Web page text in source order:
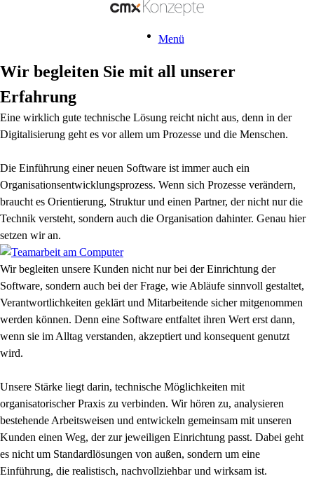
Menü
Wir begleiten Sie mit all unserer
Erfahrung
Eine wirklich gute technische Lösung reicht nicht aus, denn in der
Digitalisierung geht es vor allem um Prozesse und die Menschen.
Die Einführung einer neuen Software ist immer auch ein
Organisationsentwicklungsprozess. Wenn sich Prozesse verändern,
braucht es Orientierung, Struktur und einen Partner, der nicht nur die
Technik versteht, sondern auch die Organisation dahinter. Genau hier
setzen wir an.
Wir begleiten unsere Kunden nicht nur bei der Einrichtung der
Software, sondern auch bei der Frage, wie Abläufe sinnvoll gestaltet,
Verantwortlichkeiten geklärt und Mitarbeitende sicher mitgenommen
werden können. Denn eine Software entfaltet ihren Wert erst dann,
wenn sie im Alltag verstanden, akzeptiert und konsequent genutzt
wird.
Unsere Stärke liegt darin, technische Möglichkeiten mit
organisatorischer Praxis zu verbinden. Wir hören zu, analysieren
bestehende Arbeitsweisen und entwickeln gemeinsam mit unseren
Kunden einen Weg, der zur jeweiligen Einrichtung passt. Dabei geht
es nicht um Standardlösungen von außen, sondern um eine
Einführung, die realistisch, nachvollziehbar und wirksam ist.